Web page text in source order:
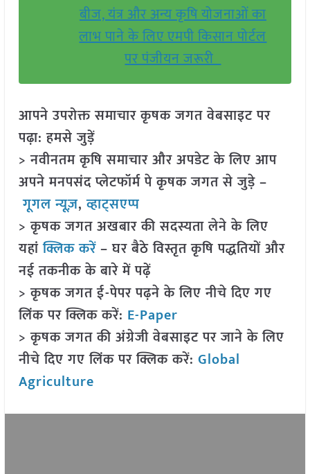
बीज, यंत्र और अन्य कृषि योजनाओं का
लाभ पाने के लिए एमपी किसान पोर्टल
पर पंजीयन जरूरी
आपने उपरोक्त समाचार कृषक जगत वेबसाइट पर
पढ़ा: हमसे जुड़ें
> नवीनतम कृषि समाचार और अपडेट के लिए आप
अपने मनपसंद प्लेटफॉर्म पे कृषक जगत से जुड़े –
गूगल न्यूज़,व्हाट्सएप्प
> कृषक जगत अखबार की सदस्यता लेने के लिए
यहांक्लिक करें– घर बैठे विस्तृत कृषि पद्धतियों और
नई तकनीक के बारे में पढ़ें
> कृषक जगत ई-पेपर पढ़ने के लिए नीचे दिए गए
लिंक पर क्लिक करें: E-Paper
> कृषक जगत की अंग्रेजी वेबसाइट पर जाने के लिए
नीचे दिए गए लिंक पर क्लिक करें: Global
Agriculture